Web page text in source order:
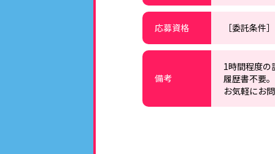
応募資格 ［委託条件
備考
1時間程度の
履歴書不要。
お気軽にお